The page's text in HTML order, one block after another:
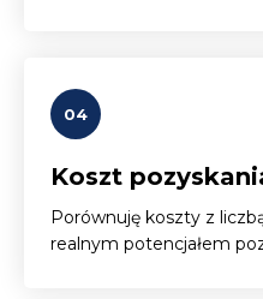
04
Koszt
Porównuję koszty z
realnym potencjałem